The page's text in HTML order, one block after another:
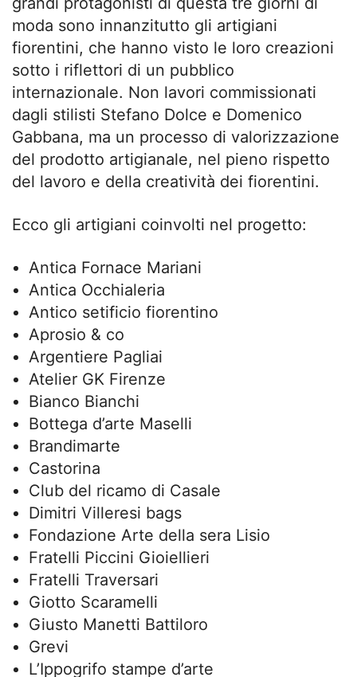
moda sono innanzitutto gli artigiani
fiorentini, che hanno visto le loro creazioni
sotto i riflettori di un pubblico
internazionale. Non lavori commissionati
dagli stilisti Stefano Dolce e Domenico
Gabbana, ma un processo di valorizzazione
del prodotto artigianale, nel pieno rispetto
del lavoro e della creatività dei fiorentini.
Ecco gli artigiani coinvolti nel progetto:
Antica Fornace Mariani
Antica Occhialeria
Antico setificio fiorentino
Aprosio & co
Argentiere Pagliai
Atelier GK Firenze
Bianco Bianchi
Bottega d’arte Maselli
Brandimarte
Castorina
Club del ricamo di Casale
Dimitri Villeresi bags
Fondazione Arte della sera Lisio
Fratelli Piccini Gioiellieri
Fratelli Traversari
Giotto Scaramelli
Giusto Manetti Battiloro
Grevi
L’Ippogrifo stampe d’arte